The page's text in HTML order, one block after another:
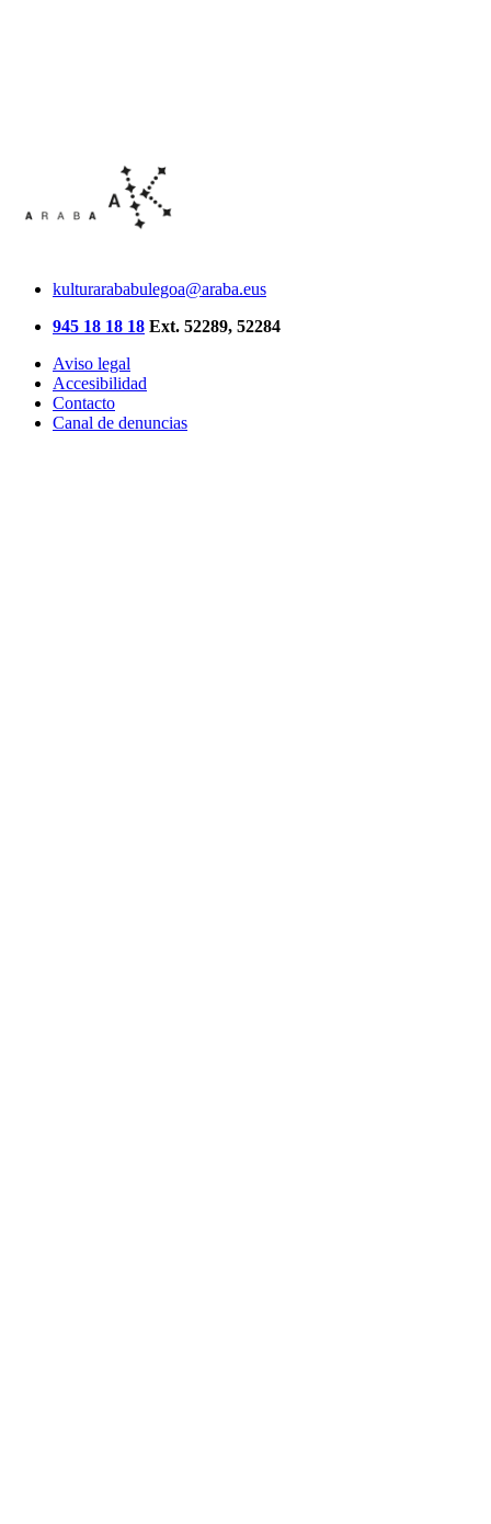
kulturarababulegoa@araba.eus
945 18 18 18 Ext. 52289, 52284
Aviso legal
Accesibilidad
Contacto
Canal de denuncias